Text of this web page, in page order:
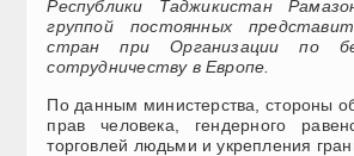
Республики Таджикистан
группой постоянных
стран при Организации по
сотрудничеству в Европе.
По данным министерства, стороны
прав человека, гендерного
торговлей людьми и укрепления